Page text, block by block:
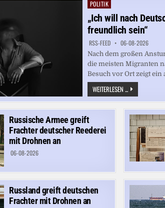
WARTEN
LÄSST
Posted
in
POLITIK
„Ich will nach
freundlich sein“
RSS-FEED 06-08-2026
Nach dem großen
die meisten Migranten
Besuch vor Ort zeigt ein
WEITERLESEN ... „ICH
WILL
NACH
DEUTSCHLAND.
DIE
MENSCHEN
DA
SOLLEN
FREUNDLICH
SEIN“
Russische Armee greift
Frachter deutscher Reederei
mit Drohnen an
06-08-2026
Russland greift deutschen
Frachter mit Drohnen an